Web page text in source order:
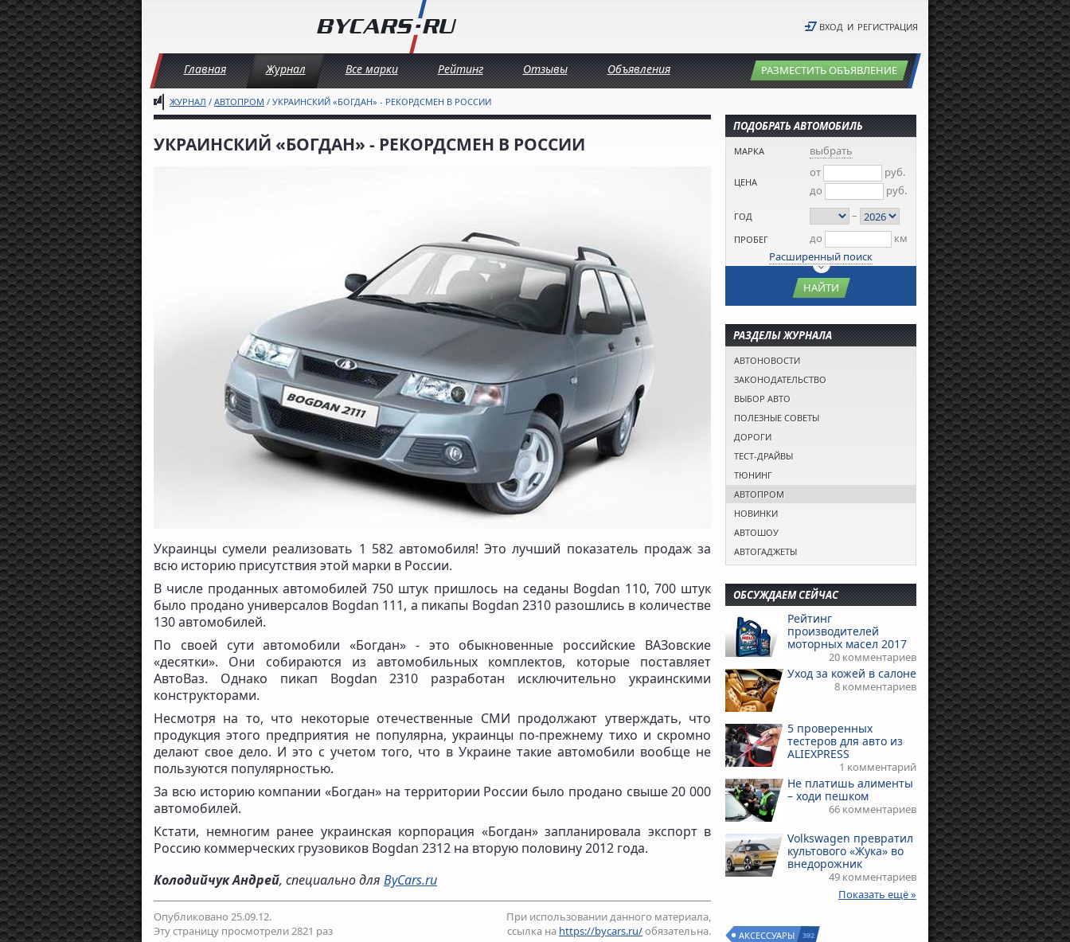
ВХОД И РЕГИСТРАЦИЯ
Главная Журнал Все марки Рейтинг Отзывы Объявления РАЗМЕСТИТЬ ОБЪЯВЛЕНИЕ
ЖУРНАЛ / АВТОПРОМ / УКРАИНСКИЙ «БОГДАН» - РЕКОРДСМЕН В РОССИИ
УКРАИНСКИЙ «БОГДАН» - РЕКОРДСМЕН В РОССИИ
Украинцы сумели реализовать 1 582 автомобиля! Это лучший показатель продаж за
всю историю присутствия этой марки в России.
В числе проданных автомобилей 750 штук пришлось на седаны Bogdan 110, 700 штук
было продано универсалов Bogdan 111, а пикапы Bogdan 2310 разошлись в количестве
130 автомобилей.
По своей сути автомобили «Богдан» - это обыкновенные российские ВАЗовские
«десятки». Они собираются из автомобильных комплектов, которые поставляет
АвтоВаз. Однако пикап Bogdan 2310 разработан исключительно украинскими
конструкторами.
Несмотря на то, что некоторые отечественные СМИ продолжают утверждать, что
продукция этого предприятия не популярна, украинцы по-прежнему тихо и скромно
делают свое дело. И это с учетом того, что в Украине такие автомобили вообще не
пользуются популярностью.
За всю историю компании «Богдан» на территории России было продано свыше 20 000
автомобилей.
Кстати, немногим ранее украинская корпорация «Богдан» запланировала экспорт в
Россию коммерческих грузовиков Bogdan 2312 на вторую половину 2012 года.
Колодийчук Андрей, специально для ByCars.ru
При использовании данного материала,
ссылка на https://bycars.ru/обязательна.
Опубликовано 25.09.12.
Эту страницу просмотрели 2821 раз
ПОДОБРАТЬ АВТОМОБИЛЬ
МАРКА выбрать
ЦЕНА
от
руб.
до
руб.
ГОД –
ПРОБЕГ до
км
Расширенный поиск
НАЙТИ
РАЗДЕЛЫ ЖУРНАЛА
АВТОНОВОСТИ
ЗАКОНОДАТЕЛЬСТВО
ВЫБОР АВТО
ПОЛЕЗНЫЕ СОВЕТЫ
ДОРОГИ
ТЕСТ-ДРАЙВЫ
ТЮНИНГ
АВТОПРОМ
НОВИНКИ
АВТОШОУ
АВТОГАДЖЕТЫ
ОБСУЖДАЕМ СЕЙЧАС
Рейтинг
производителей
моторных масел 2017
20 комментариев
Уход за кожей в салоне
8 комментариев
5 проверенных
тестеров для авто из
ALIEXPRESS
1 комментарий
Не платишь алименты
– ходи пешком
66 комментариев
Volkswagen превратил
культового «Жука» во
внедорожник
49 комментариев
Показать ещё »
АКСЕССУАРЫ 392